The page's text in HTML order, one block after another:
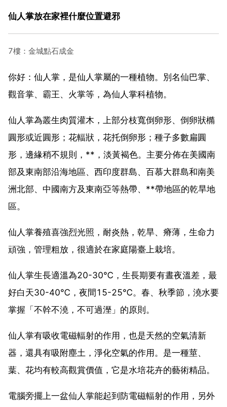
仙人掌放在家裡什麼位置避邪
7樓：金城點石成金
你好：仙人掌，是仙人掌屬的一種植物。別名仙巴掌、
觀音掌、霸王、火掌等，為仙人掌科植物。
仙人掌為叢生肉質灌木，上部分枝寬倒卵形、倒卵狀橢
圓形或近圓形；花輻狀，花托倒卵形；種子多數扁圓
形，邊緣稍不規則，**，淡黃褐色。主要分佈在美國南
部及東南部沿海地區、西印度群島、百慕大群島和南美
洲北部、中國南方及東南亞等熱帶、**帶地區的乾旱地
區。
仙人掌養殖喜強烈光照，耐炎熱，乾旱、瘠薄，生命力
頑強，管理粗放，很適於在家庭陽臺上栽培。
仙人掌生長適溫為20-30℃，生長期要有晝夜溫差，最
好白天30-40℃，夜間15-25℃。春、秋季節，澆水要
掌握「不幹不澆，不可過溼」的原則。
仙人掌有吸收電磁輻射的作用，也是天然的空氣清新
器，還具有吸附塵土，淨化空氣的作用。是一種莖、
葉、花均有較高觀賞價值，它是水培花卉的藝術精品。
電腦旁擺上一盆仙人掌能起到防電磁輻射的作用，另外